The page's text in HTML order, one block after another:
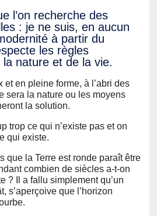
l’on recherche des
: je ne suis, en aucun
à partir du
les règles
nature et de la vie.
et en pleine forme, à l’abri des
sera la nature ou les moyens
la solution.
trop ce qui n’existe pas et on
qui existe.
que la Terre est ronde paraît être
combien de siècles a-t-on
? Il a fallu simplement qu’un
s’aperçoive que l’horizon